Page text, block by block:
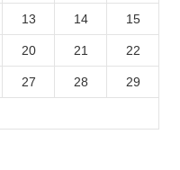
13 14 15
20 21 22
27 28 29